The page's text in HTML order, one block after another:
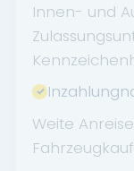
Innen- und
Weite